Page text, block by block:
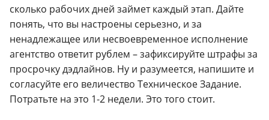
сколько рабочих дней займет каждый этап. Дайте
понять, что вы настроены серьезно, и за
ненадлежащее или несвоевременное исполнение
агентство ответит рублем – зафиксируйте штрафы за
просрочку дэдлайнов. Ну и разумеется, напишите и
согласуйте его величество Техническое Задание.
Потратьте на это 1-2 недели. Это того стоит.